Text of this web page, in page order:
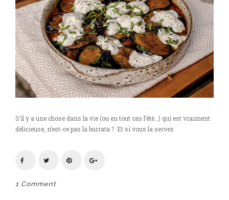
S’il y a une chose dans la vie (ou en tout cas l’été…) qui est vraiment
délicieuse, n’est-ce pas la burrata ? Et si vous la servez
1 Comment